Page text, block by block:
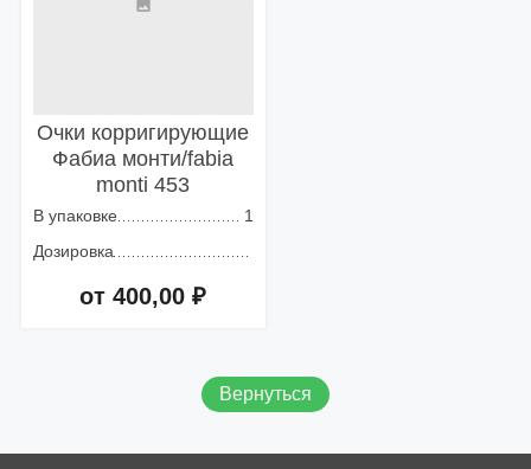
Очки корригирующие
Фабиа монти/fabia
monti 453
В упаковке
1
Дозировка
от 400,00 ₽
Вернуться